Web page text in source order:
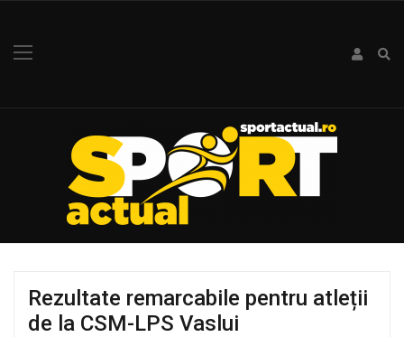
Rezultate remarcabile pentru atleții
de la CSM-LPS Vaslui